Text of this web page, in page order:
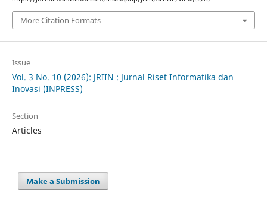
More Citation Formats
Issue
Vol. 3 No. 10 (2026): JRIIN : Jurnal Riset Informatika dan
Inovasi (INPRESS)
Section
Articles
Make a Submission